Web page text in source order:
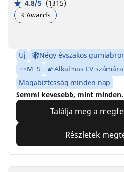
4.8/5 (1315)
3 Awards
Új Négy évszakos
M+S
Alkalmas EV számára
Magabiztosság minden nap
Semmi kevesebb, mint minden.
Találja meg a
Részletek